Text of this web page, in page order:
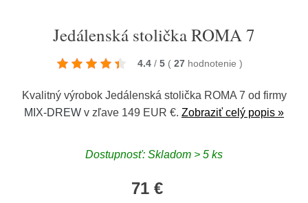
Jedálenská stolička ROMA 7
4.4 / 5 ( 27 hodnotenie )
Kvalitný výrobok Jedálenská stolička ROMA 7 od firmy
MIX-DREW v zľave 149 EUR €. Zobraziť celý popis »
Dostupnosť: Skladom > 5 ks
71 €